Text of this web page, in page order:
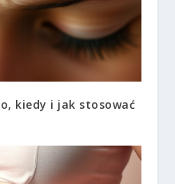
kiedy i jak stosować